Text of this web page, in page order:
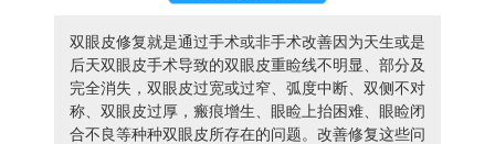
双眼皮修复就是通过手术或非手术改善因为天生或是
后天双眼皮手术导致的双眼皮重睑线不明显、部分及
完全消失，双眼皮过宽或过窄、弧度中断、双侧不对
称、双眼皮过厚，瘢痕增生、眼睑上抬困难、眼睑闭
合不良等种种双眼皮所存在的问题。改善修复这些问